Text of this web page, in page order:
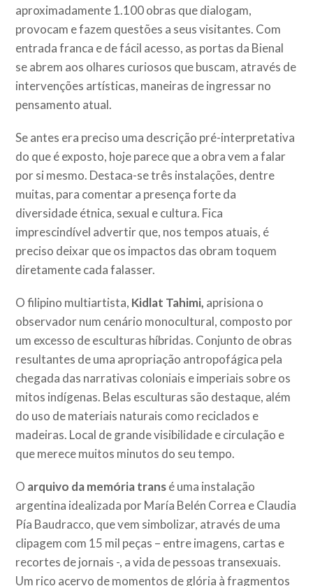
aproximadamente 1.100 obras que dialogam,
provocam e fazem questões a seus visitantes. Com
entrada franca e de fácil acesso, as portas da Bienal
se abrem aos olhares curiosos que buscam, através de
intervenções artísticas, maneiras de ingressar no
pensamento atual.
Se antes era preciso uma descrição pré-interpretativa
do que é exposto, hoje parece que a obra vem a falar
por si mesmo. Destaca-se três instalações, dentre
muitas, para comentar a presença forte da
diversidade étnica, sexual e cultura. Fica
imprescindível advertir que, nos tempos atuais, é
preciso deixar que os impactos das obram toquem
diretamente cada falasser.
O filipino multiartista, Kidlat Tahimi, aprisiona o
observador num cenário monocultural, composto por
um excesso de esculturas híbridas. Conjunto de obras
resultantes de uma apropriação antropofágica pela
chegada das narrativas coloniais e imperiais sobre os
mitos indígenas. Belas esculturas são destaque, além
do uso de materiais naturais como reciclados e
madeiras. Local de grande visibilidade e circulação e
que merece muitos minutos do seu tempo.
O arquivo da memória transé uma instalação
argentina idealizada por María Belén Correa e Claudia
Pía Baudracco, que vem simbolizar, através de uma
clipagem com 15 mil peças – entre imagens, cartas e
recortes de jornais -, a vida de pessoas transexuais.
Um rico acervo de momentos de glória à fragmentos